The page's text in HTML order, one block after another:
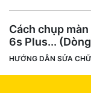
Cách chụp
6s Plus...
HƯỚNG DẪN SỬA